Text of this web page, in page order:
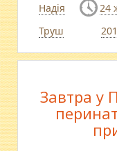
Надія
Труш
24
Завтра у